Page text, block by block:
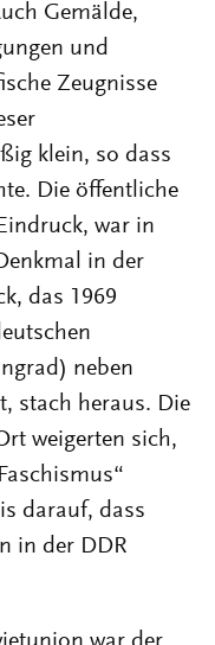
Gemälde,
und
Zeugnisse
klein, so dass
Die öffentliche
war in
in der
das 1969
neben
stach heraus. Die
weigerten sich,
darauf, dass
in der DDR